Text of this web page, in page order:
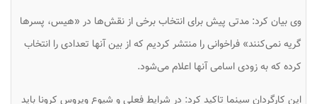
وی بیان کرد: مدتی پیش برای انتخاب برخی از نقش‌ها در «هیس، پسرها
گریه نمی‌کنند» فراخوانی را منتشر کردیم که از بین آنها تعدادی را انتخاب
کرده که به زودی اسامی آنها اعلام می‌شود.
این کارگردان سینما تاکید کرد: در شرایط فعلی و شیوع ویروس کرونا باید